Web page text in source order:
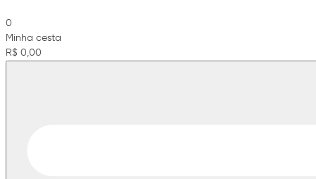
0
Minha cesta
R$ 0,00